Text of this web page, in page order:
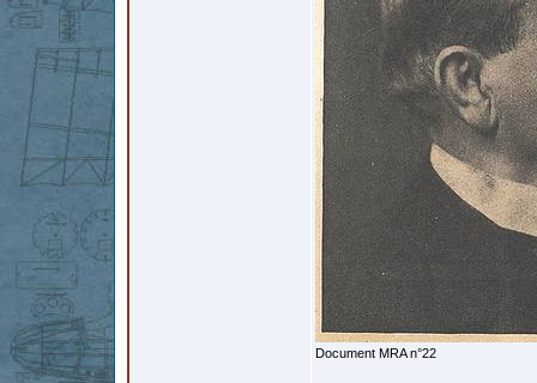
Document MRA n°22